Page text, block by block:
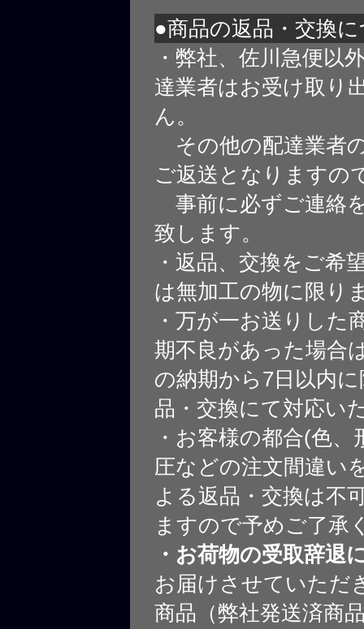
●商品の返品・交換
・弊社、佐川急便以
達業者はお受け取り
ん。
その他の配達業者
ご返送となりますの
事前に必ずご連絡
致します。
・返品、交換をご希
は無加工の物に限り
・万が一お送りした
期不良があった場合
の納期から7日以内
品・交換にて対応い
・お客様の都合(色、
圧などの注文間違い
よる返品・交換は不
ますので予めご了承
・お荷物の受取辞退
お届けさせていただ
商品（弊社発送済商